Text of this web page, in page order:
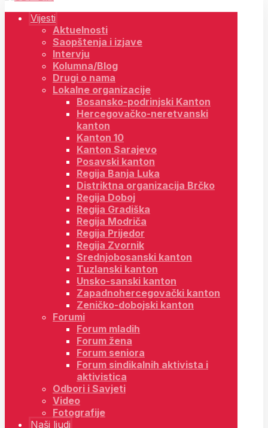
Vijesti
Aktuelnosti
Saopštenja i izjave
Intervju
Kolumna/Blog
Drugi o nama
Lokalne organizacije
Bosansko-podrinjski Kanton
Hercegovačko-neretvanski
kanton
Kanton 10
Kanton Sarajevo
Posavski kanton
Regija Banja Luka
Distriktna organizacija Brčko
Regija Doboj
Regija Gradiška
Regija Modriča
Regija Prijedor
Regija Zvornik
Srednjobosanski kanton
Tuzlanski kanton
Unsko-sanski kanton
Zapadnohercegovački kanton
Zeničko-dobojski kanton
Forumi
Forum mladih
Forum žena
Forum seniora
Forum sindikalnih aktivista i
aktivistica
Odbori i Savjeti
Video
Fotografije
Naši ljudi